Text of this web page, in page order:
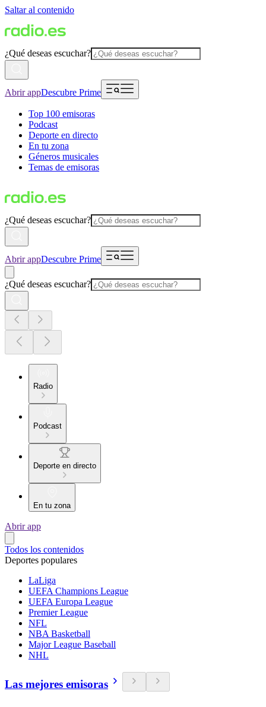
Saltar al contenido
¿Qué deseas escuchar?
Abrir appDescubre Prime
Top 100 emisoras
Podcast
Deporte en directo
En tu zona
Géneros musicales
Temas de emisoras
¿Qué deseas escuchar?
Abrir appDescubre Prime
¿Qué deseas escuchar?
Radio
Podcast
Deporte en directo
En tu zona
Abrir app
Todos los contenidos
Deportes populares
LaLiga
UEFA Champions League
UEFA Europa League
Premier League
NFL
NBA Basketball
Major League Baseball
NHL
Las mejores emisoras